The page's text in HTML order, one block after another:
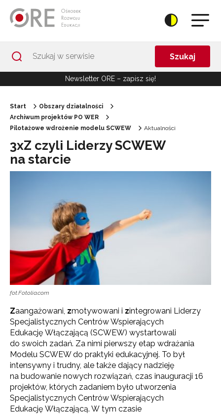
Szukaj
Newsletter ORE – zapisz się!
Start
Obszary działalności
Archiwum projektów PO WER
Pilotażowe wdrożenie modelu SCWEW
Aktualności
3xZ czyli Liderzy SCWEW
na starcie
fot.Fotolia.com
Zaangażowani, zmotywowani i zintegrowani Liderzy
Specjalistycznych Centrów Wspierających
Edukację Włączającą (SCWEW) wystartowali
do swoich zadań. Za nimi pierwszy etap wdrażania
Modelu SCWEW do praktyki edukacyjnej. To był
intensywny i trudny, ale także dający nadzieję
na budowanie nowych rozwiązań, czas inauguracji 16
projektów, których zadaniem było utworzenia
Specjalistycznych Centrów Wspierających
Edukację Włączającą. W tym czasie